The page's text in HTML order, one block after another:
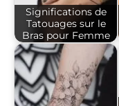
Significations de
Tatouages sur le
Bras pour Femme